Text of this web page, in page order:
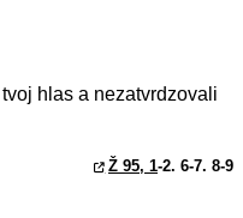
hlas a nezatvrdzovali
Ž 95, 1-2. 6-7. 8-9